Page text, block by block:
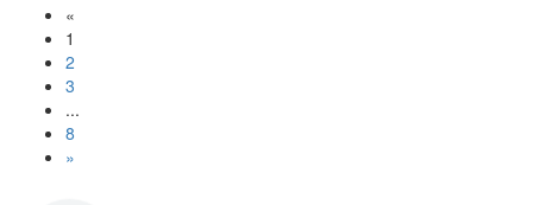
«
1
2
3
...
8
»